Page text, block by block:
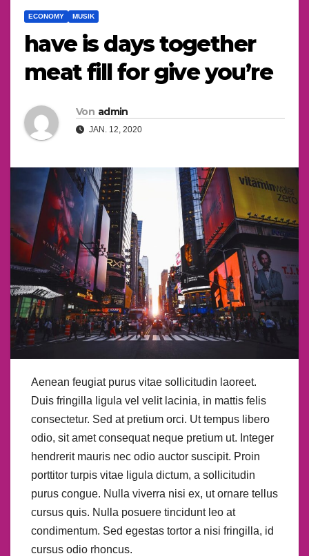
ECONOMY MUSIK
have is days together
meat fill for give you’re
Von admin
JAN. 12, 2020
Aenean feugiat purus vitae sollicitudin laoreet.
Duis fringilla ligula vel velit lacinia, in mattis felis
consectetur. Sed at pretium orci. Ut tempus libero
odio, sit amet consequat neque pretium ut. Integer
hendrerit mauris nec odio auctor suscipit. Proin
porttitor turpis vitae ligula dictum, a sollicitudin
purus congue. Nulla viverra nisi ex, ut ornare tellus
cursus quis. Nulla posuere tincidunt leo at
condimentum. Sed egestas tortor a nisi fringilla, id
cursus odio rhoncus.